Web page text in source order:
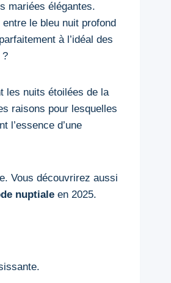
mariées élégantes.
le bleu nuit profond
à l’idéal des
?
les nuits étoilées de la
raisons pour lesquelles
l’essence d’une
Vous découvrirez aussi
nuptiale en 2025.